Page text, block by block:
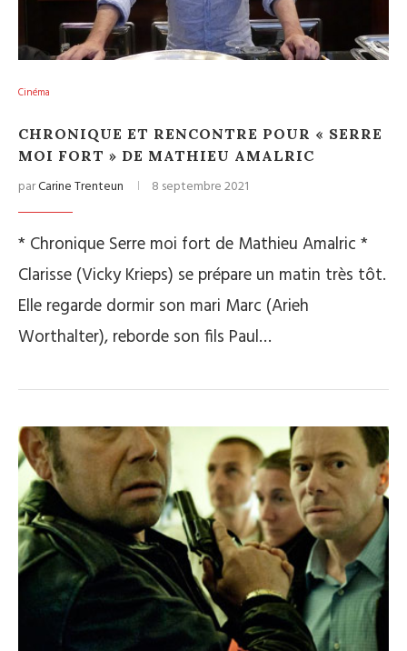
Cinéma
CHRONIQUE ET RENCONTRE POUR « SERRE
MOI FORT » DE MATHIEU AMALRIC
parCarine Trenteun 8 septembre 2021
* Chronique Serre moi fort de Mathieu Amalric *
Clarisse (Vicky Krieps) se prépare un matin très tôt.
Elle regarde dormir son mari Marc (Arieh
Worthalter), reborde son fils Paul…